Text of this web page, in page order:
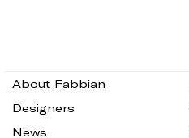
About Fabbian
Designers
News